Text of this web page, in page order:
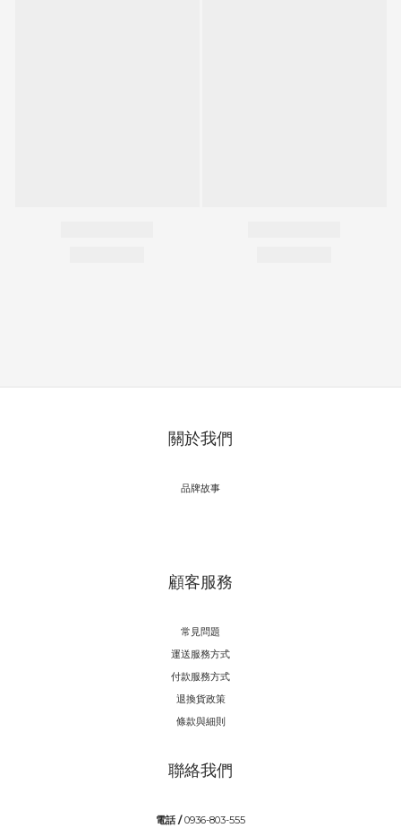
關於我們
品牌故事
顧客服務
常見問題
運送服務方式
付款服務方式
退換貨政策
條款與細則
聯絡我們
電話 /0936-803-555